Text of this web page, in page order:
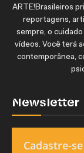
ARTE!Brasileiros
reportagens,
sempre, o
vídeos. Você terá
contemporânea,
Newsletter
Cadastre-